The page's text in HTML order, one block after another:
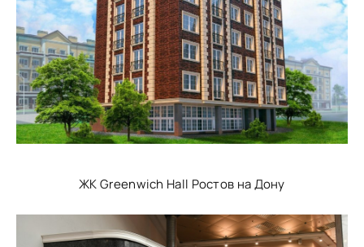
ЖК Greenwich Hall Ростов на Дону